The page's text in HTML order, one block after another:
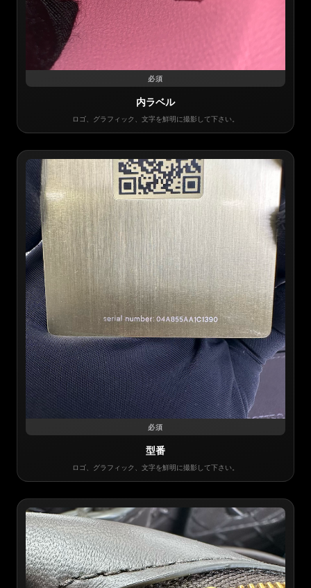
必須
内ラベル
ロゴ、グラフィック、文字を鮮明に撮影して下さい。
必須
型番
ロゴ、グラフィック、文字を鮮明に撮影して下さい。